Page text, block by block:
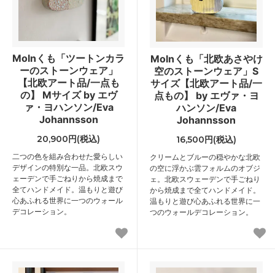
Molnくも「ツートンカラ
ーのストーンウェア」
【北欧アート品/一点も
の】 Mサイズ by エヴ
ァ・ヨハンソン/Eva
Johannsson
20,900円(税込)
二つの色を組み合わせた愛らしい
デザインの特別な一品。北欧スウ
ェーデンで手ごねりから焼成まで
全てハンドメイド。温もりと遊び
心あふれる世界に一つのウォール
デコレーション。
Molnくも「北欧あさやけ
空のストーンウェア」S
サイズ【北欧アート品/一
点もの】 by エヴァ・ヨ
ハンソン/Eva
Johannsson
16,500円(税込)
クリームとブルーの穏やかな北欧
の空に浮かぶ雲フォルムのオブジ
ェ。北欧スウェーデンで手ごねり
から焼成まで全てハンドメイド。
温もりと遊び心あふれる世界に一
つのウォールデコレーション。